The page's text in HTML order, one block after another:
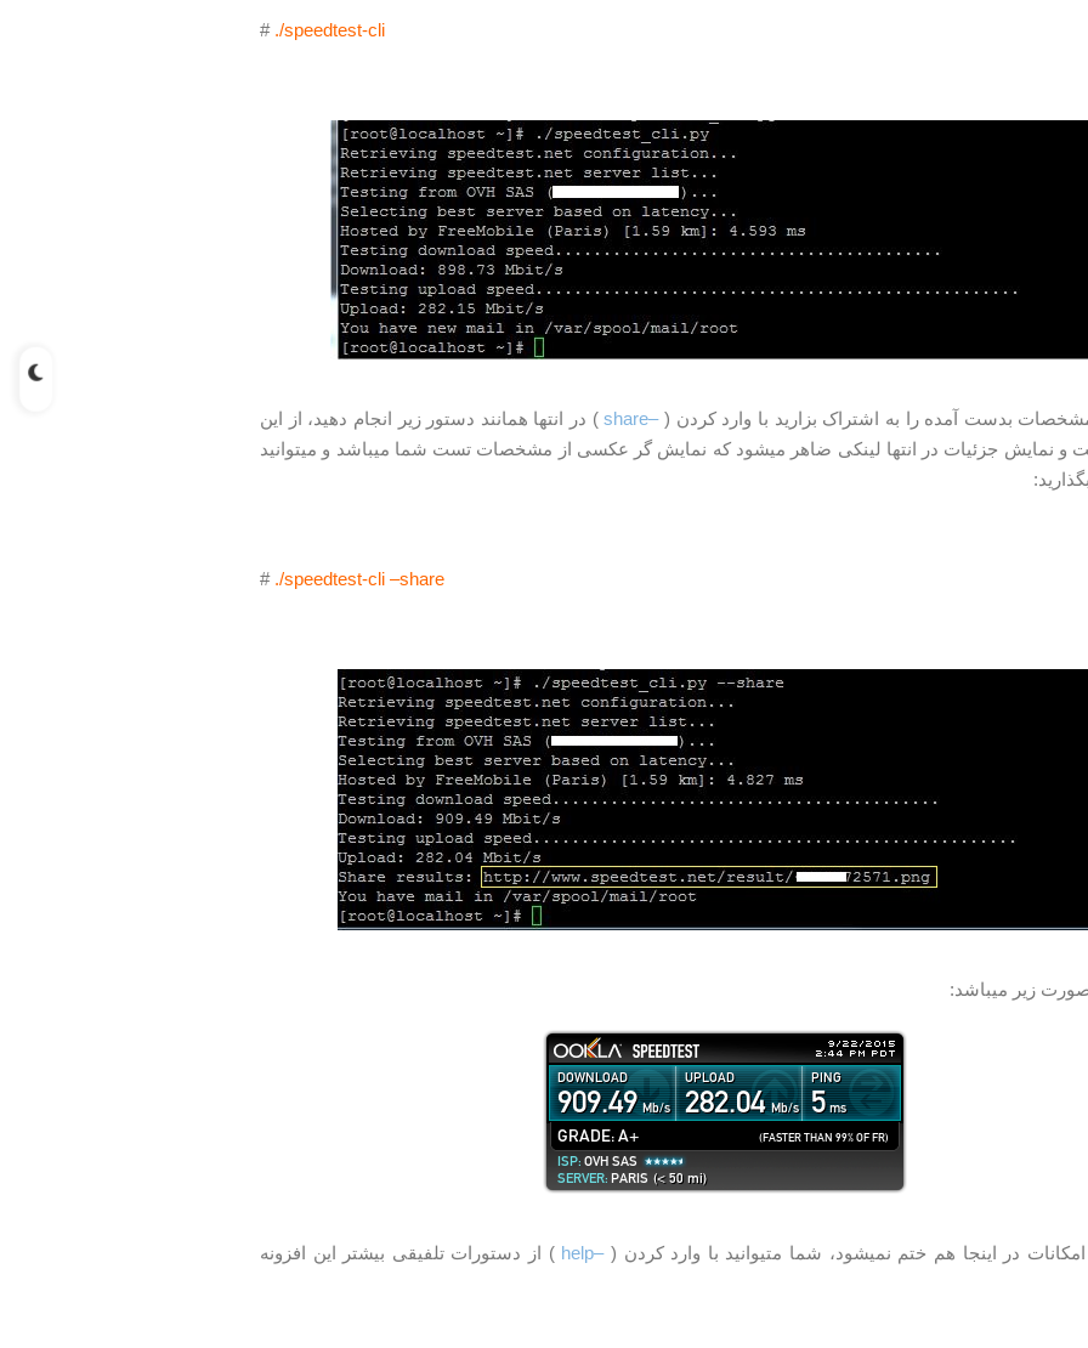
# ./speedtest-cli
مشخصات بدست آمده را به اشتراک بزارید با وارد کردن (–share
) در انتها همانند دستور زیر انجام دهید، از این
نمایش جزئیات در انتها لینکی ضاهر میشود که نمایش گر عکسی از مشخصات تست شما میباشد و میتوانید
# ./speedtest-cli –share
زیر میباشد:
در اینجا هم ختم نمیشود، شما متیوانید با وارد کردن (–help
) از دستورات تلفیقی بیشتر این افزونه